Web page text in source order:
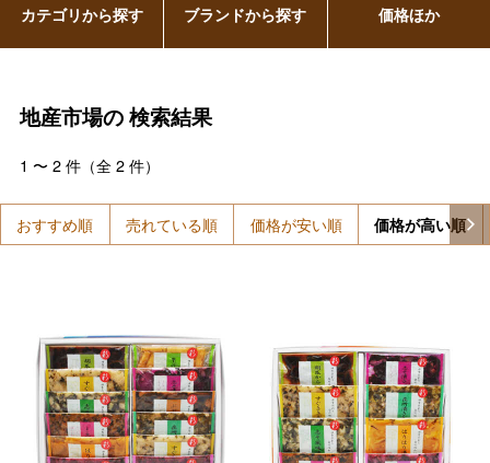
地産市場の検索結果
1 〜 2件（全 2件）
おすすめ順 売れている順 価格が安い順 価格が高い順
カテゴリから探す ブランドから探す 価格ほか
フード＆スイーツ
バレンタインチョコレート
ホワイトデー